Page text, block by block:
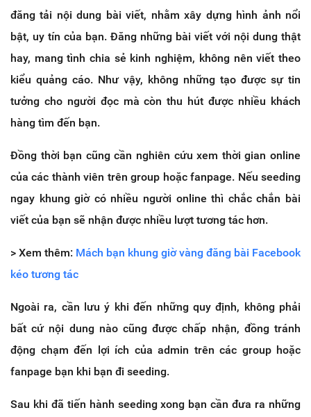
đăng tải nội dung bài viết, nhằm xây dựng hình ảnh nổi
bật, uy tín của bạn. Đăng những bài viết với nội dung thật
hay, mang tình chia sẻ kinh nghiệm, không nên viết theo
kiểu quảng cáo. Như vậy, không những tạo được sự tin
tưởng cho người đọc mà còn thu hút được nhiều khách
hàng tìm đến bạn.
Đồng thời bạn cũng cần nghiên cứu xem thời gian online
của các thành viên trên group hoặc fanpage. Nếu seeding
ngay khung giờ có nhiều người online thì chắc chắn bài
viết của bạn sẽ nhận được nhiều lượt tương tác hơn.
> Xem thêm: Mách bạn khung giờ vàng đăng bài Facebook
kéo tương tác
Ngoài ra, cần lưu ý khi đến những quy định, không phải
bất cứ nội dung nào cũng được chấp nhận, đồng tránh
động chạm đến lợi ích của admin trên các group hoặc
fanpage bạn khi bạn đi seeding.
Sau khi đã tiến hành seeding xong bạn cần đưa ra những